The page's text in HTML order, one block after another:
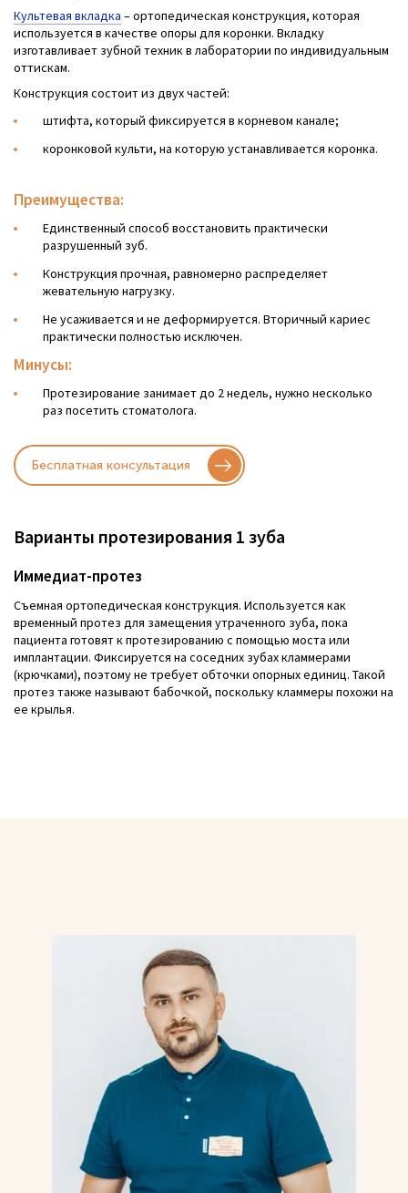
Культевая вкладка – ортопедическая конструкция, которая
используется в качестве опоры для коронки. Вкладку
изготавливает зубной техник в лаборатории по индивидуальным
оттискам.
Конструкция состоит из двух частей:
штифта, который фиксируется в корневом канале;
коронковой культи, на которую устанавливается коронка.
Преимущества:
Единственный способ восстановить практически
разрушенный зуб.
Конструкция прочная, равномерно распределяет
жевательную нагрузку.
Не усаживается и не деформируется. Вторичный кариес
практически полностью исключен.
Минусы:
Протезирование занимает до 2 недель, нужно несколько
раз посетить стоматолога.
Бесплатная консультация
Варианты протезирования 1 зуба
Иммедиат-протез
Съемная ортопедическая конструкция. Используется как
временный протез для замещения утраченного зуба, пока
пациента готовят к протезированию с помощью моста или
имплантации. Фиксируется на соседних зубах кламмерами
(крючками), поэтому не требует обточки опорных единиц. Такой
протез также называют бабочкой, поскольку кламмеры похожи на
ее крылья.